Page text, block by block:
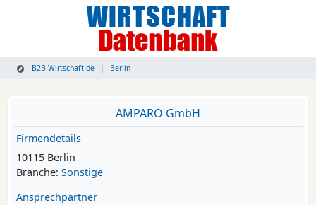
B2B-Wirtschaft.de Berlin
AMPARO GmbH
Firmendetails
10115 Berlin
Branche: Sonstige
Ansprechpartner